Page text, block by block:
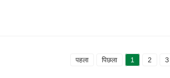
पहला पिछला 1 2 3